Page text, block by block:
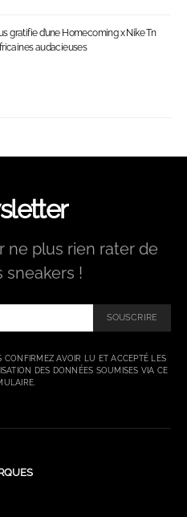
gratifie d’une Homecoming x Nike Tn
audacieuses
ne plus rien rater de
sneakers !
SOUSCRIRE
CONFIRMEZ AVOIR LU ET ACCEPTÉ LES
DES DONNÉES SOUMISES VIA CE